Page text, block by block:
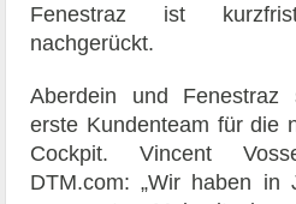
Fenestraz ist
nachgerückt.
Aberdein und
erste Kundenteam für die
Cockpit. Vincent
DTM.com: „Wir haben in